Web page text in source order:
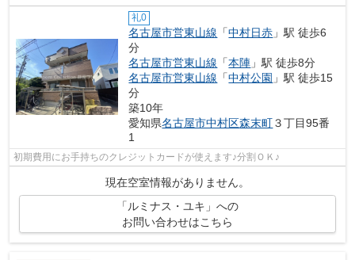
礼0
名古屋市営東山線 「中村日赤 」駅 徒歩6
分
名古屋市営東山線 「本陣 」駅 徒歩8分
名古屋市営東山線 「中村公園 」駅 徒歩15
分
築10年
愛知県名古屋市中村区森末町３丁目95番
1
初期費用にお手持ちのクレジットカードが使えます♪分割ＯＫ♪
現在空室情報がありません。
「ルミナス・ユキ」への
お問い合わせはこちら